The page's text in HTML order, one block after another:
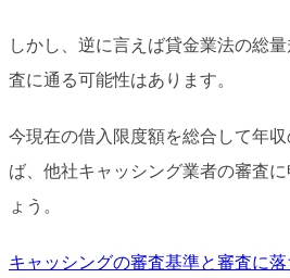
しかし、逆に言えば貸金業法の総
査に通る可能性はあります。
今現在の借入限度額を総合して年
ば、他社キャッシング業者の審査
ょう。
キャッシングの審査基準と審査に